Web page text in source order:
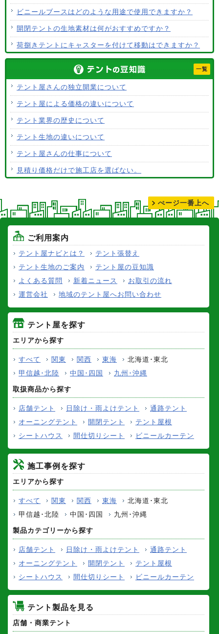
ビニールブースはどのような用途で使用できますか？
開閉テントの生地素材は何がおすすめですか？
荷捌きテントにキャスターを付けて移動はできますか？
使用するテント生地の違いは？
ALCなどにオーニングは設置できますか？
テント生地はクリーニングできますか？
一覧
テント屋さんの独立開業について
テント屋による価格の違いについて
テント業界の歴史について
テント生地の違いについて
テント屋さんの仕事について
見積り価格だけで施工店を選ばない。
ぺージ一番上へ
ご利用案内
テント屋ナビとは？
テント張替え
テント生地のご案内
テント屋の豆知識
よくある質問
新着ニュース
お取引の流れ
運営会社
地域のテント屋へお問い合わせ
テント屋を探す
エリアから探す
すべて 関東 関西 東海
北海道･東北
甲信越･北陸
中国･四国 九州･沖縄
取扱商品から探す
店舗テント 日除け・雨よけテント
通路テント
オーニングテント
開閉テント
テント屋根
シートハウス
間仕切りシート ビニールカーテン
施工事例を探す
エリアから探す
すべて 関東 関西 東海
北海道･東北
甲信越･北陸
中国･四国 九州･沖縄
製品カテゴリーから探す
店舗テント 日除け・雨よけテント
通路テント
オーニングテント
開閉テント
テント屋根
シートハウス
間仕切りシート ビニールカーテン
テント製品を見る
店舗・商業テント